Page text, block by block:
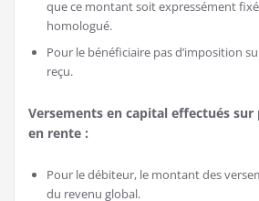
que ce montant soit expressément
homologué.
Pour le bénéficiaire pas d’imposition
reçu.
Versements en capital effectués sur
en rente :
Pour le débiteur, le montant des
du revenu global.